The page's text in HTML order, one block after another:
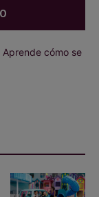
Aprende cómo se